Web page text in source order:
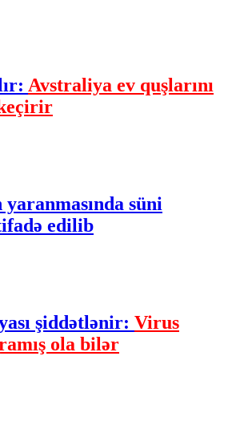
Avstraliya ev quşlarını
süni
edilib
şiddətlənir: Virus
ola bilər